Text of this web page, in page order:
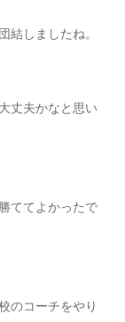
結しましたね。
丈夫かなと思い
ててよかったで
のコーチをやり